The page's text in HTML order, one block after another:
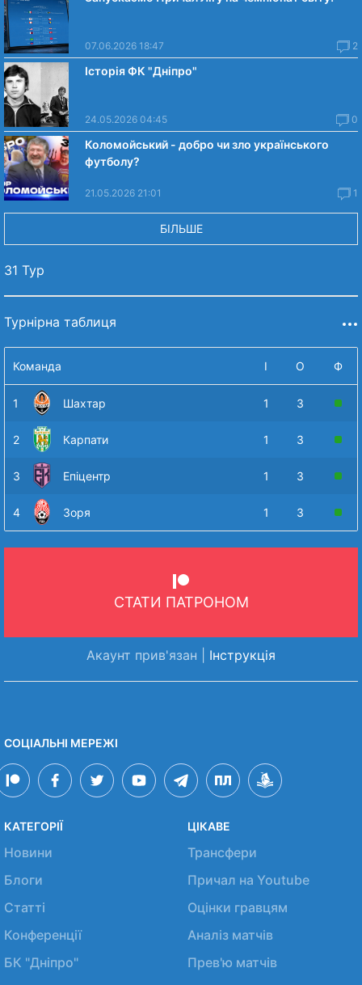
07.06.2026 18:47 2
Історія ФК "Дніпро"
24.05.2026 04:45 0
Коломойський - добро чи зло українського
футболу?
21.05.2026 21:01 1
БІЛЬШЕ
31 Тур
Турнірна таблиця
Команда І О Ф
1 Шахтар 1 3
2 Карпати 1 3
3 Епіцентр 1 3
4 Зоря 1 3
СТАТИ ПАТРОНОМ
Акаунт прив'язан | Інструкція
СОЦІАЛЬНІ МЕРЕЖІ
КАТЕГОРІЇ
Новини
Блоги
Статті
Конференції
БК "Дніпро"
ЦІКАВЕ
Трансфери
Причал на Youtube
Оцінки гравцям
Аналіз матчів
Прев'ю матчів